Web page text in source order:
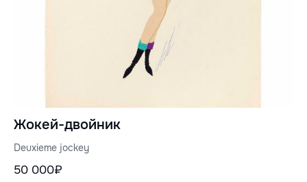
Жокей-двойник
Deuxieme jockey
50 000₽